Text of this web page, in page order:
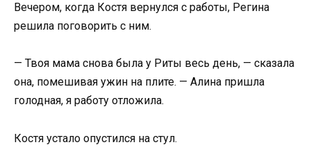
Вечером, когда Костя вернулся с работы, Регина
решила поговорить с ним.
— Твоя мама снова была у Риты весь день, — сказала
она, помешивая ужин на плите. — Алина пришла
голодная, я работу отложила.
Костя устало опустился на стул.